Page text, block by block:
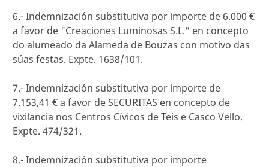
6.- Indemnización substitutiva por importe de 6.000 €
a favor de "Creaciones Luminosas S.L." en concepto
do alumeado da Alameda de Bouzas con motivo das
súas festas. Expte. 1638/101.
7.- Indemnización substitutiva por importe de
7.153,41 € a favor de SECURITAS en concepto de
vixilancia nos Centros Cívicos de Teis e Casco Vello.
Expte. 474/321.
8.- Indemnización substitutiva por importe